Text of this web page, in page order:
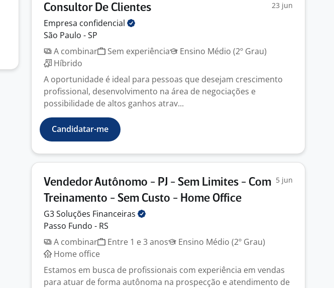
Consultor De Clientes 23 jun
Empresa confidencial
São Paulo - SP
A combinar
Sem experiência
Ensino Médio (2º Grau)
Híbrido
A oportunidade é ideal para pessoas que desejam crescimento
profissional, desenvolvimento na área de negociações e
possibilidade de altos ganhos atrav...
Candidatar-me
Vendedor Autônomo - PJ - Sem Limites - Com
Treinamento - Sem Custo - Home Office
5 jun
G3 Soluções Financeiras
Passo Fundo - RS
A combinar
Entre 1 e 3 anos
Ensino Médio (2º Grau)
Home office
Estamos em busca de profissionais com experiência em vendas
para atuar de forma autônoma na prospecção e atendimento de